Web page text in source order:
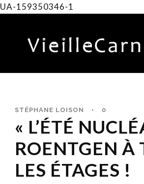
UA-159350346-1
STÉPHANE LOISON • 0
« L’ÉTÉ
ROENTGEN À
LES ÉTAGES !